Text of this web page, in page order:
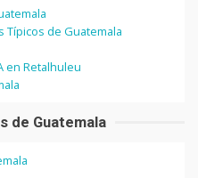
Típicos de Guatemala
en Retalhuleu
de Guatemala